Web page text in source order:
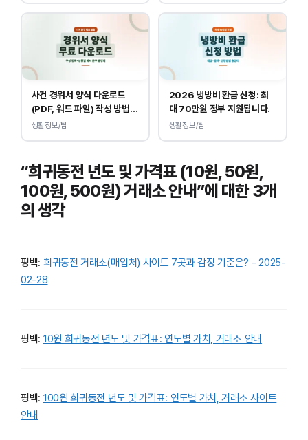
사건 경위서 양식 다운로드
(PDF, 워드 파일) 작성 방법
및 예시
생활정보/팁
2026 냉방비 환급 신청: 최
대 70만원 정부 지원됩니다.
생활정보/팁
“희귀동전 년도 및 가격표 (10원, 50원,
100원, 500원) 거래소 안내”에 대한 3개
의 생각
핑백: 희귀동전 거래소(매입처) 사이트 7곳과 감정 기준은? - 2025-
02-28
핑백: 10원 희귀동전 년도 및 가격표: 연도별 가치, 거래소 안내
핑백: 100원 희귀동전 년도 및 가격표: 연도별 가치, 거래소 사이트
안내